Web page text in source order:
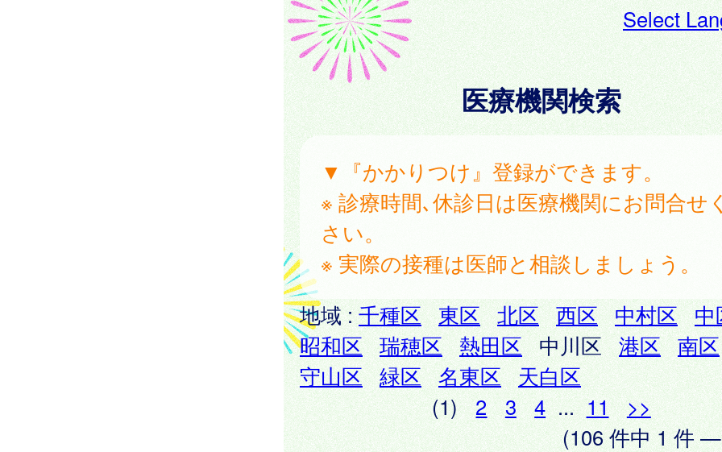
Select
医療機関検索
▼『かかりつけ』登録ができます。
※ 診療時間､休診日は医療機関にお問合せ
さい。
※ 実際の接種は医師と相談しましょう。
地域 :千種区 東区 北区 西区 中村区
中
昭和区
瑞穂区 熱田区 中川区 港区 南区
守山区 緑区 名東区 天白区
(1)
2 3 4 ... 11
>>
(106 件中 1 件